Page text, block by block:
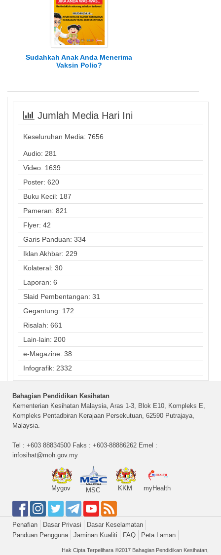
Sudahkah Anak Anda Menerima
Vaksin Polio?
Jumlah Media Hari Ini
Keseluruhan Media: 7656
Audio: 281
Video: 1639
Poster: 620
Buku Kecil: 187
Pameran: 821
Flyer: 42
Garis Panduan: 334
Iklan Akhbar: 229
Kolateral: 30
Laporan: 6
Slaid Pembentangan: 31
Gegantung: 172
Risalah: 661
Lain-lain: 200
e-Magazine: 38
Infografik: 2332
Bahagian Pendidikan Kesihatan
Kementerian Kesihatan Malaysia, Aras 1-3, Blok E10, Kompleks E,
Kompleks Pentadbiran Kerajaan Persekutuan, 62590 Putrajaya,
Malaysia.
Tel : +603 88834500 Faks : +603-88886262 Emel :
infosihat@moh.gov.my
Mygov MSC KKM myHealth
Penafian Dasar Privasi
Dasar Keselamatan
Panduan Pengguna
Jaminan Kualiti FAQ Peta Laman
Hak Cipta Terpelihara ©2017 Bahagian Pendidikan Kesihatan,